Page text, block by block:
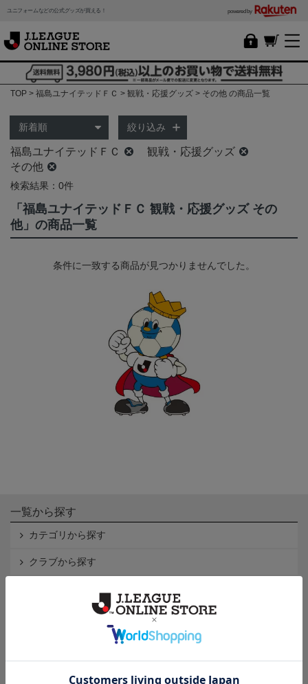
ユニフォームなどの公式グッズが買える！ powered by
TOP 福島ユナイテッドＦＣ 観戦・応援グッズ その他 の商品一覧
絞り込み
福島ユナイテッドＦＣ
観戦・応援グッズ
その他
検索結果：0件
「福島ユナイテッドＦＣ 観戦・応援グッズ その
他」の商品一覧
条件に一致する商品が見つかりませんでした。
一覧から探す
カテゴリから探す
クラブから探す
Ｊリーグオンラインストアとは